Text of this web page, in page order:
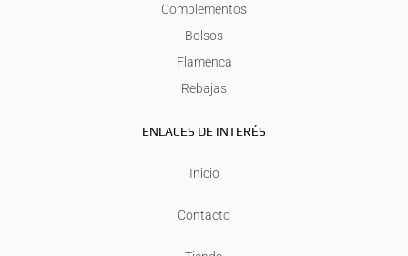
Complementos
Bolsos
Flamenca
Rebajas
ENLACES DE INTERÉS
Inicio
Contacto